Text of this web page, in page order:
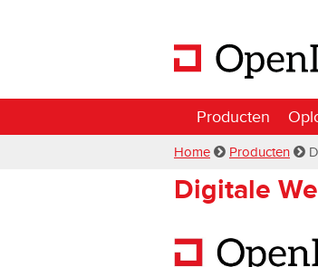
Producten
Home Producten
Digitale